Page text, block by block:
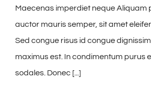
Maecenas imperdiet neque Aliquam
auctor mauris semper, sit amet
Sed congue risus id congue
maximus est. In condimentum purus
sodales. Donec [...]